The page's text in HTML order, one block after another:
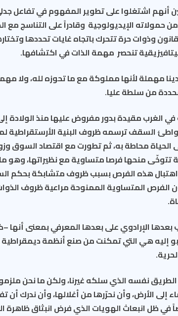
أنهم اشتغلوا على تطوير المفهوم في تفاعل
الإيديولوجية وقادراً على التناسج مع
وذوات حرة تتحرك باتجاه غايات تحددها
تنحصر مهمة الذات في اكتشافها.
مهملة لأنها مملوكة مع ما تحوزه لله، ولا
من سلطة عليا.
الغرب مقيدة بدور مفروض عليها منذ الولادة
السقف ترسمه ظروف البنية الأرستقراطية
محاطة به، ثم تطورت مع اقتصاد السوق
تتوخّى منحها فرصا متساوية مع نظيراتها، وهو
هذه الفرص بسبب ظروف متشابكة بحكم
الفرص المتساوية الممنوحة مراعية ظروف
بعدها الإرادوي على بعدها المعرفي بمعنى أنها
إليه هي التي تمكنت من صنع أنظمة
الطريق نفسه الذي سلكه غيرنا، ولكن ما نحن
إلى الأرض، وأن نحرّرها من أغلالها، وأن ندرك أن
ظل انبعاث الهويات الذي فرض انبثاق ظاهرة